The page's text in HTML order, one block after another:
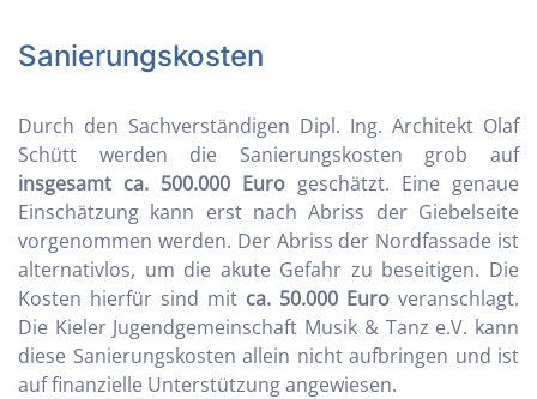
Sanierungskosten
Durch den Sachverständigen Dipl. Ing. Architekt Olaf
Schütt werden die Sanierungskosten grob auf
insgesamt ca. 500.000 Euro geschätzt. Eine genaue
Einschätzung kann erst nach Abriss der Giebelseite
vorgenommen werden. Der Abriss der Nordfassade ist
alternativlos, um die akute Gefahr zu beseitigen. Die
Kosten hierfür sind mit ca. 50.000 Euro veranschlagt.
Die Kieler Jugendgemeinschaft Musik & Tanz e.V. kann
diese Sanierungskosten allein nicht aufbringen und ist
auf finanzielle Unterstützung angewiesen.